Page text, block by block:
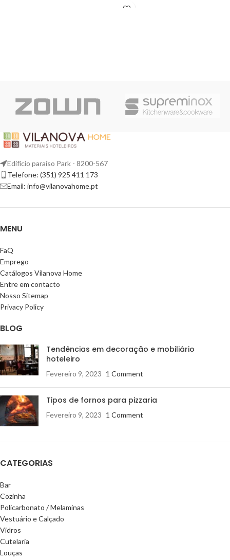
fêmea.
Edifício paraíso Park - 8200-567
Telefone: (351) 925 411 173
Email: info@vilanovahome.pt
MENU
FaQ
Emprego
Catálogos Vilanova Home
Entre em contacto
Nosso Sitemap
Privacy Policy
BLOG
Tendências em decoração e mobiliário
hoteleiro
Fevereiro 9, 2023 1 Comment
Tipos de fornos para pizzaria
Fevereiro 9, 2023 1 Comment
CATEGORIAS
Bar
Cozinha
Policarbonato / Melaminas
Vestuário e Calçado
Vidros
Cutelaria
Louças